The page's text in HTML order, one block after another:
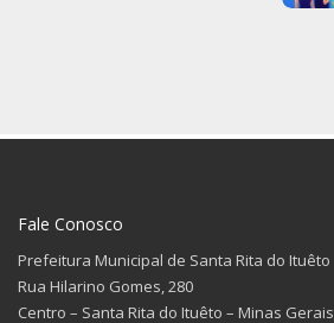
Fale Conosco
Prefeitura Municipal de Santa Rita do Ituêto
Rua Hilarino Gomes, 280
Centro – Santa Rita do Ituêto – Minas Gerais